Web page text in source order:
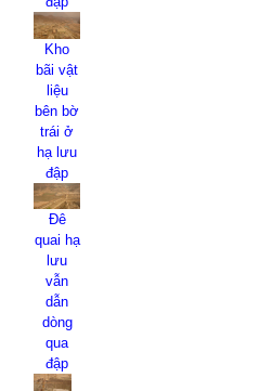
Kho
bãi vật
liệu
bên bờ
trái ở
hạ lưu
đập
Đê
quai hạ
lưu
vẫn
dẫn
dòng
qua
đập